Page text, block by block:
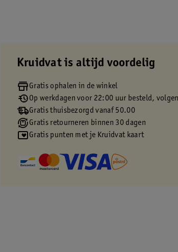
Kruidvat is altijd voordelig
Gratis ophalen in de winkel
Op werkdagen voor 22:00 uur besteld,
Gratis thuisbezorgd vanaf 50.00
Gratis retourneren binnen 30 dagen
Gratis punten met je Kruidvat kaart